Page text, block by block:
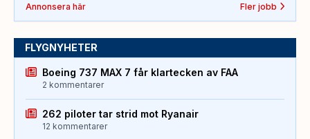
Annonsera här Fler jobb
FLYGNYHETER
Boeing 737 MAX 7 får klartecken av FAA
2 kommentarer
262 piloter tar strid mot Ryanair
12 kommentarer